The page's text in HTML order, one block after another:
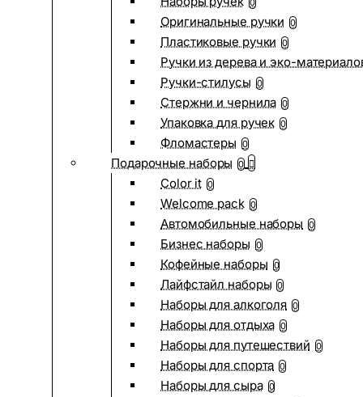
0
Оригинальные ручки 0
Пластиковые ручки 0
Ручки из дерева и эко-
Ручки-стилусы 0
Стержни и чернила 0
Упаковка для ручек 0
Фломастеры 0
Подарочные наборы 0
Color it 0
Welcome pack 0
Автомобильные наборы 0
Бизнес наборы 0
Кофейные наборы 0
Лайфстайл наборы 0
Наборы для алкоголя 0
Наборы для отдыха 0
Наборы для путешествий 0
Наборы для спорта 0
Наборы для сыра 0